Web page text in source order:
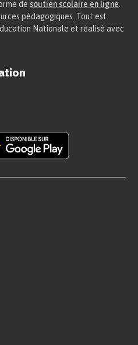
Marowsko, évoquant
entre les deux frères,
est le fils biologique
a loué pour Jean
convoitait pour en
preuves de la filiation
ses parents.
de lui donner le
vouloir l’offrir à Jean
bienfaiteur. Elle lui
où il est, mais c’est
les ressemblances
et Jean.
dans son
de soutien scolaire en ligne
pédagogiques. Tout est
Nationale et réalisé avec